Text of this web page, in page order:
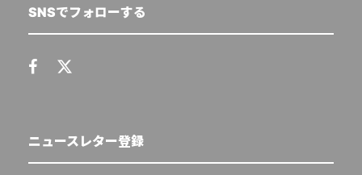
SNSでフォローする
ニュースレター登録